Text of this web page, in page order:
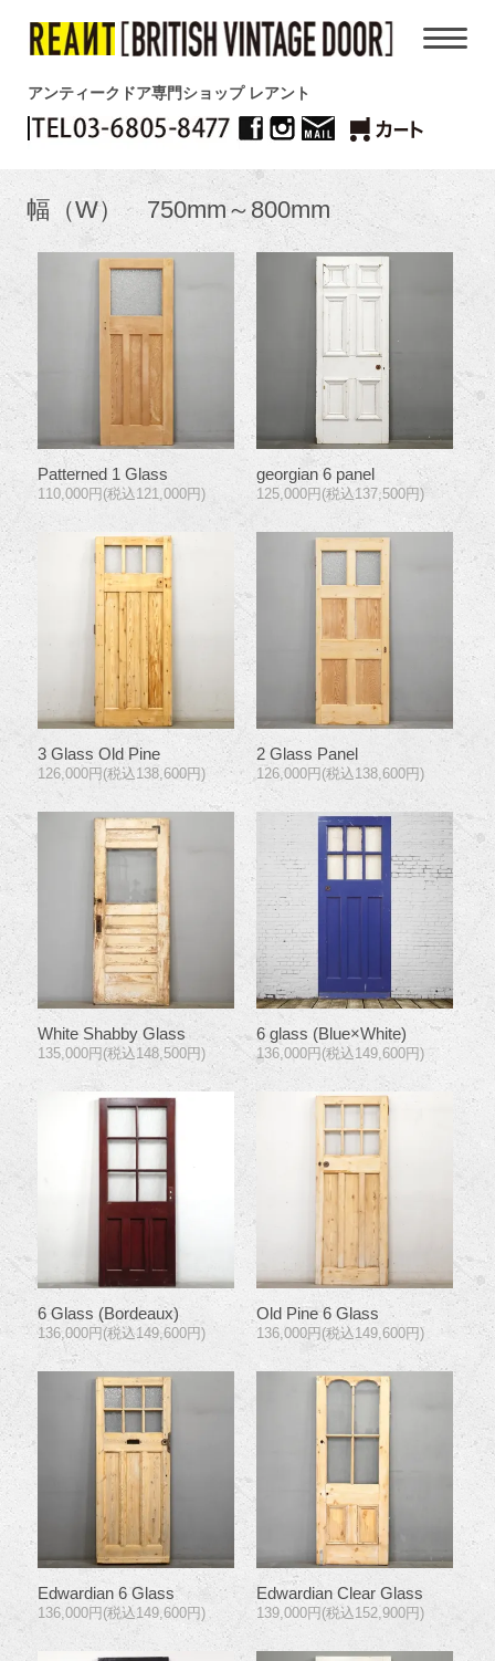
アンティークドア専門ショップ レアント
幅（W） 750mm～800mm
Patterned 1 Glass
110,000円(税込121,000円)
georgian 6 panel
125,000円(税込137,500円)
3 Glass Old Pine
126,000円(税込138,600円)
2 Glass Panel
126,000円(税込138,600円)
White Shabby Glass
135,000円(税込148,500円)
6 glass (Blue×White)
136,000円(税込149,600円)
6 Glass (Bordeaux)
136,000円(税込149,600円)
Old Pine 6 Glass
136,000円(税込149,600円)
Edwardian 6 Glass
136,000円(税込149,600円)
Edwardian Clear Glass
139,000円(税込152,900円)